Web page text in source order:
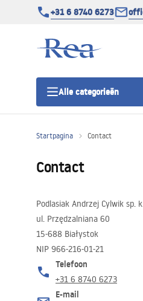
+31 6 8740 6273
Alle categorieën
Douchebakken
Lineaire Douchegoten
Toiletten
Startpagina Contact
Contact
Podlasiak Andrzej Cylwik sp.
ul. Przędzalniana 60
15-688 Białystok
NIP 966-216-01-21
Telefoon
+31 6 8740 6273
E-mail